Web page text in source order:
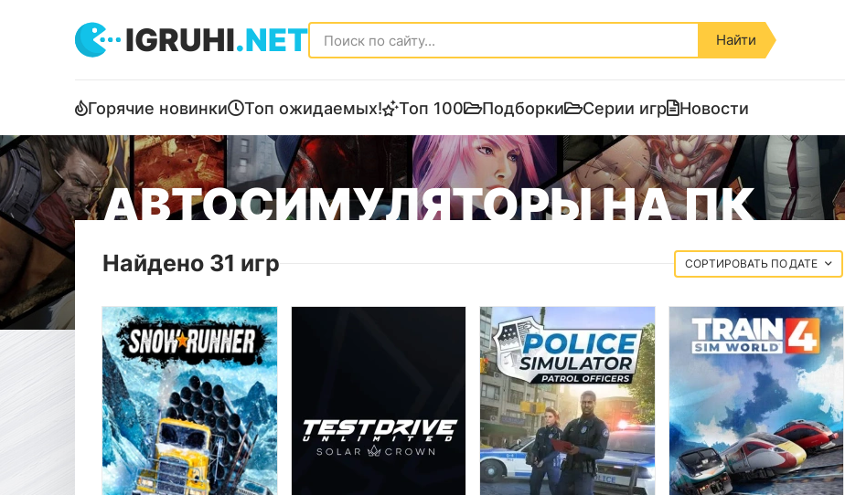
IGRUHI.NET Найти
Горячие новинки Топ ожидаемых! Топ 100 Подборки Серии игр Новости
АВТОСИМУЛЯТОРЫ НА ПК
Найдено 31 игр ДАТЕ